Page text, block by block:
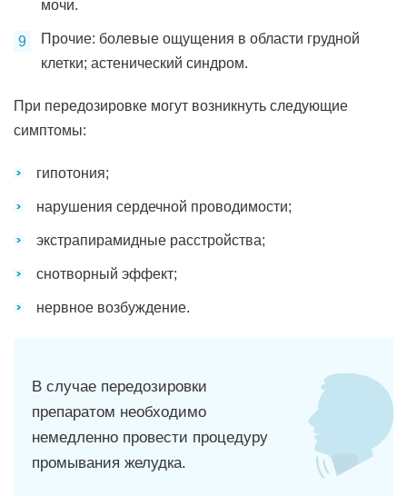
мочи.
Прочие: болевые ощущения в области грудной
клетки; астенический синдром.
При передозировке могут возникнуть следующие
симптомы:
гипотония;
нарушения сердечной проводимости;
экстрапирамидные расстройства;
снотворный эффект;
нервное возбуждение.
В случае передозировки
препаратом необходимо
немедленно провести процедуру
промывания желудка.